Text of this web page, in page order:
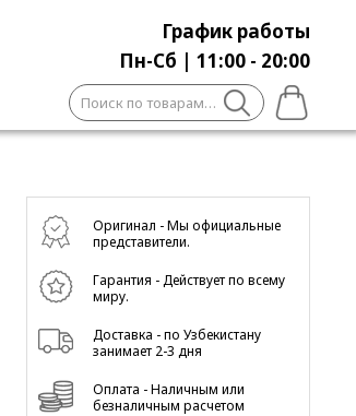
График работы
Пн-Сб | 11:00 - 20:00
Искать:
Оригинал - Мы официальные
представители.
Гарантия - Действует по всему
миру.
Доставка - по Узбекистану
занимает 2-3 дня
Оплата - Наличным или
безналичным расчетом